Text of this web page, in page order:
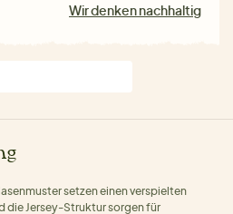
Wir denken nachhaltig
setzen einen verspielten
die Jersey-Struktur sorgen für